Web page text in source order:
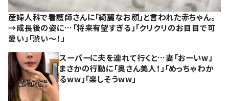
産婦人科で看護師さんに「綺麗なお顔」と言われた赤ちゃん。
→成長後の姿に…「将来有望すぎる」「クリクリのお目目で可
愛い」「渋い～！」
スーパーに夫を連れて行くと…妻「おーいw」
まさかの行動に「奥さん美人！」「めっちゃわか
るww」「楽しそうww」